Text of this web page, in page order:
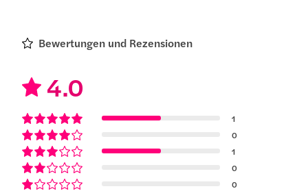
Bewertungen und Rezensionen
4.0
1
0
1
0
0